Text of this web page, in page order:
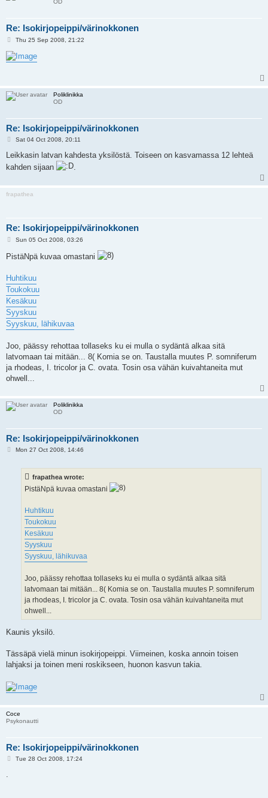
OD
Re: Isokirjopeippi/värinokkonen
P
s
t
Thu 25 Sep 2008, 21:22
Poliklinikka
OD
Re: Isokirjopeippi/värinokkonen
P
s
Sat 04 Oct 2008, 20:11
Leikkasin latvan kahdesta yksilöstä. Toiseen on kasvamassa 12 lehteä
kahden sijaan
.
frapathea
Re: Isokirjopeippi/värinokkonen
P
t
Sun 05 Oct 2008, 03:26
PistäNpä kuvaa omastani
Huhtikuu
Toukokuu
Kesäkuu
Syyskuu
Syyskuu, lähikuvaa
Joo, päässy rehottaa tollaseks ku ei mulla o sydäntä alkaa sitä
latvomaan tai mitään... 8( Komia se on. Taustalla muutes P. somniferum
ja rhodeas, I. tricolor ja C. ovata. Tosin osa vähän kuivahtaneita mut
ohwell...
Poliklinikka
OD
Re: Isokirjopeippi/värinokkonen
PMon 27 Oct 2008, 14:46
frapathea wrote:
PistäNpä kuvaa omastani
Huhtikuu
Toukokuu
Kesäkuu
Syyskuu
Syyskuu, lähikuvaa
Joo, päässy rehottaa tollaseks ku ei mulla o sydäntä alkaa sitä
latvomaan tai mitään... 8( Komia se on. Taustalla muutes P. somniferum
ja rhodeas, I. tricolor ja C. ovata. Tosin osa vähän kuivahtaneita mut
ohwell...
Kaunis yksilö.
Tässäpä vielä minun isokirjopeippi. Viimeinen, koska annoin toisen
lahjaksi ja toinen meni roskikseen, huonon kasvun takia.
Coce
Psykonautti
Re: Isokirjopeippi/värinokkonen
PTue 28 Oct 2008, 17:24
.